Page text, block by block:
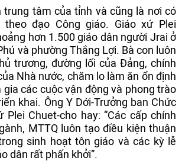
trung tâm của tỉnh và cũng là nơi có
theo đạo Công giáo. Giáo xứ Plei
hơn 1.500 giáo dân người Jrai ở
và phường Thắng Lợi. Bà con luôn
trương, đường lối của Đảng, chính
Nhà nước, chăm lo làm ăn ổn định
các cuộc vận động và phong trào
khai. Ông Y Dới-Trưởng ban Chức
Plei Chuet-cho hay: “Các cấp chính
MTTQ luôn tạo điều kiện thuận
sinh hoạt tôn giáo và các kỳ lễ
dân rất phấn khởi”.